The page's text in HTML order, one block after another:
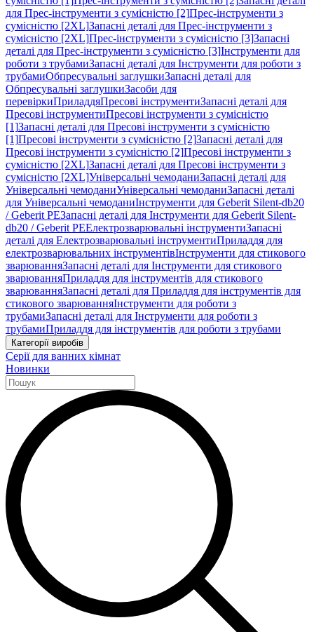
для Прес-інструменти з сумісністю [2]Прес-інструменти з
сумісністю [2XL]Запасні деталі для Прес-інструменти з
сумісністю [2XL]Прес-інструменти з сумісністю [3]Запасні
деталі для Прес-інструменти з сумісністю [3]Інструменти для
роботи з трубамиЗапасні деталі для Інструменти для роботи з
трубамиОбпресувальні заглушкиЗапасні деталі для
Обпресувальні заглушкиЗасоби для
перевіркиПриладдяПресові інструментиЗапасні деталі для
Пресові інструментиПресові інструменти з сумісністю
[1]Запасні деталі для Пресові інструменти з сумісністю
[1]Пресові інструменти з сумісністю [2]Запасні деталі для
Пресові інструменти з сумісністю [2]Пресові інструменти з
сумісністю [2XL]Запасні деталі для Пресові інструменти з
сумісністю [2XL]Універсальні чемоданиЗапасні деталі для
Універсальні чемоданиУніверсальні чемоданиЗапасні деталі
для Універсальні чемоданиІнструменти для Geberit Silent-db20
/ Geberit PEЗапасні деталі для Інструменти для Geberit Silent-
db20 / Geberit PEЕлектрозварювальні інструментиЗапасні
деталі для Електрозварювальні інструментиПриладдя для
електрозварювальних інструментівІнструменти для стикового
зварюванняЗапасні деталі для Інструменти для стикового
зварюванняПриладдя для інструментів для стикового
зварюванняЗапасні деталі для Приладдя для інструментів для
стикового зварюванняІнструменти для роботи з
трубамиЗапасні деталі для Інструменти для роботи з
трубамиПриладдя для інструментів для роботи з трубами
Категорії виробів
Серії для ванних кімнат
Новинки